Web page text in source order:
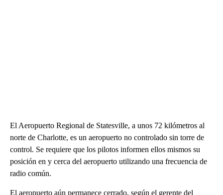
El Aeropuerto Regional de Statesville, a unos 72 kilómetros al
norte de Charlotte, es un aeropuerto no controlado sin torre de
control. Se requiere que los pilotos informen ellos mismos su
posición en y cerca del aeropuerto utilizando una frecuencia de
radio común.
El aeropuerto aún permanece cerrado, según el gerente del